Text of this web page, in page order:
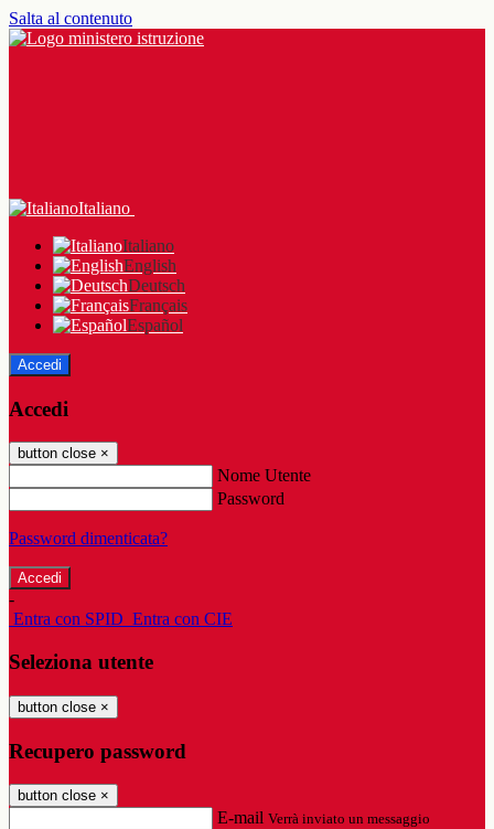
Salta al contenuto
Italiano
Italiano
English
Deutsch
Français
Español
Accedi
Accedi
button close ×
Nome Utente
Password
Password dimenticata?
-
Entra con SPID Entra con CIE
Seleziona utente
button close ×
Recupero password
button close ×
E-mail Verrà inviato un messaggio